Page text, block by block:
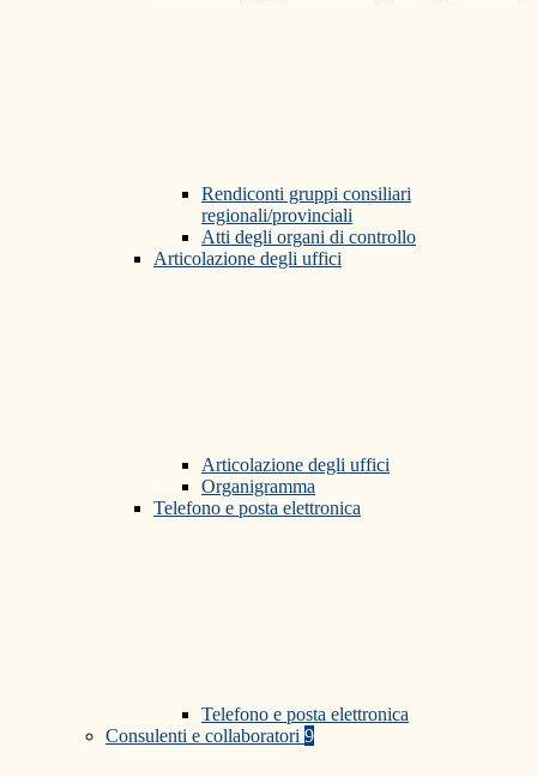
Rendiconti gruppi consiliari
regionali/provinciali
Atti degli organi di controllo
Articolazione degli uffici
Articolazione degli uffici
Organigramma
Telefono e posta elettronica
Telefono e posta elettronica
Consulenti e collaboratori 9